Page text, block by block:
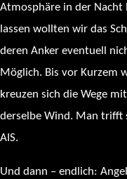
Atmosphäre in der Nacht
lassen wollten wir das
deren Anker eventuell
Möglich. Bis vor Kurzem
kreuzen sich die Wege
derselbe Wind. Man trifft
AIS.
Und dann – endlich: